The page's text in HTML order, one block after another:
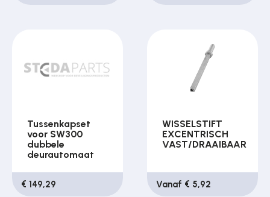
Tussenkapset
voor SW300
dubbele
deurautomaat
€ 149,29
WISSELSTIFT
EXCENTRISCH
VAST/DRAAIBAAR
Vanaf € 5,92